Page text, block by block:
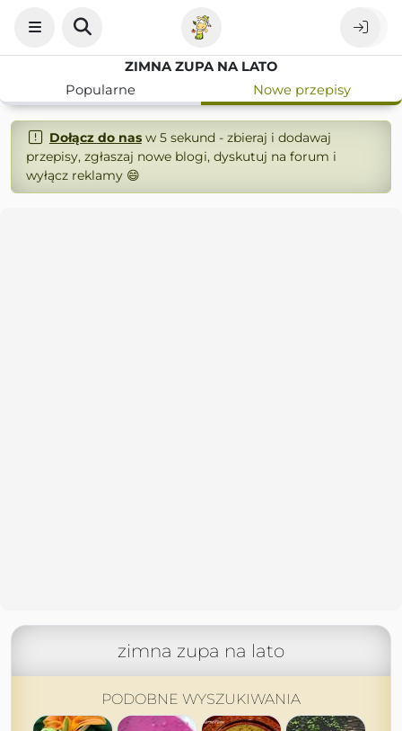
ZIMNA ZUPA NA LATO
Popularne
Nowe przepisy
Dołącz do nasw 5 sekund - zbieraj i dodawaj
przepisy, zgłaszaj nowe blogi, dyskutuj na forum i
wyłącz reklamy 😄
zimna zupa na lato
PODOBNE WYSZUKIWANIA